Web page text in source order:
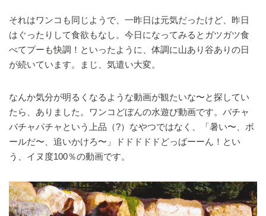
それはワンコも同じようで、一昨日は元気だったけど、昨日
はぐったりして食欲もなし。今日になってみるとガツガツ食
べてプーも快調！といったように、体調に山あり谷ありの日
が続いています。まじ、気遣い大変。
なんか気分が明るくなるような動画が観たいな〜と探してい
たら、ありました。ワンコどぼんの水遊び動画です。バチャ
バチャパチャという上品（?）なやつではなく、「暑い〜、ボ
ールだ〜、追いかけろ〜」ドドドドドどっばーーん！とい
う、イヌ度100％の動画です。